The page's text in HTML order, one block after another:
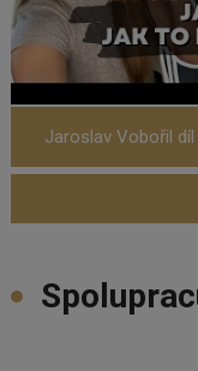
Jaroslav Vobořil